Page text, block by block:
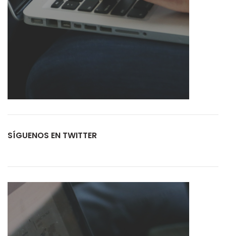
SÍGUENOS EN TWITTER